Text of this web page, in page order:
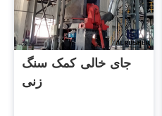
جای خالی کمک سنگ
زنی